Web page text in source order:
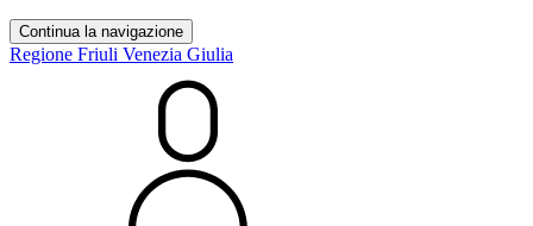
Continua la navigazione
Regione Friuli Venezia Giulia